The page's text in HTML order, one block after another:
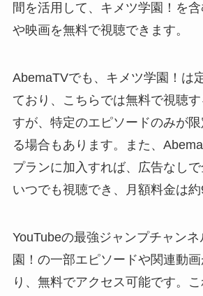
間を活用して、キメツ学園！を
や映画を無料で視聴できます。
AbemaTVでも、キメツ学園！は
ており、こちらでは無料で視聴
すが、特定のエピソードのみが
る場合もあります。また、
プランに加入すれば、広告なし
いつでも視聴でき、月額料金は約
YouTubeの最強ジャンプチャン
園！の一部エピソードや関連動
り、無料でアクセス可能です。こ